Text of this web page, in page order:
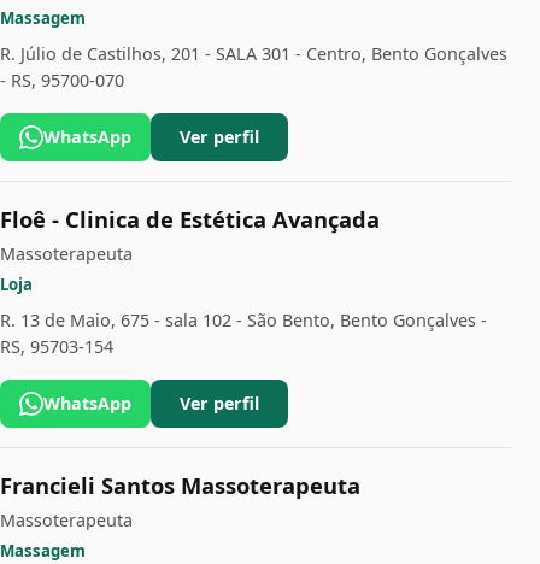
Massagem
R. Júlio de Castilhos, 201 - SALA 301 - Centro, Bento Gonçalves
- RS, 95700-070
WhatsApp Ver perfil
Floê - Clinica de Estética Avançada
Massoterapeuta
Loja
R. 13 de Maio, 675 - sala 102 - São Bento, Bento Gonçalves -
RS, 95703-154
WhatsApp Ver perfil
Francieli Santos Massoterapeuta
Massoterapeuta
Massagem